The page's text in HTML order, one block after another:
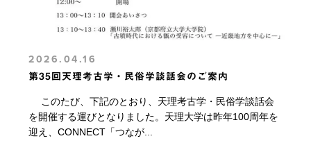
2026.04.16
第35回天理考古学・民俗学談話会のご案内
このたび、下記のとおり、天理考古学・民俗学談話会
を開催する運びとなりました。天理大学は昨年100周年を
迎え、CONNECT「つなが...